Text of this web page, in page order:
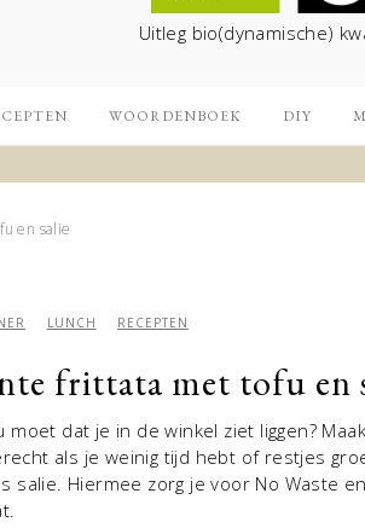
Uitleg bio(dynamische)
WOORDENBOEK DIY
en salie
LUNCH RECEPTEN
frittata met tofu en
dat je in de winkel ziet liggen?
als je weinig tijd hebt of restjes
salie. Hiermee zorg je voor No Waste